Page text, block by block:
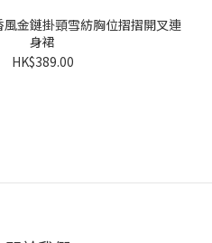
風金鏈掛頸雪紡胸位摺摺開叉連
身裙
HK$389.00